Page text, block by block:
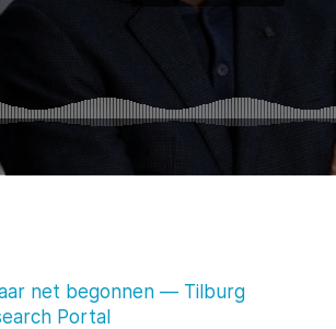
net begonnen — Tilburg
Portal